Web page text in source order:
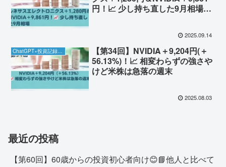
円！📈 少し持ち直した9月相場
2025.09.14
ChatGPT×投資記録チャレンジ
【第34回】NVIDIA＋9,204円(＋
56.13%)！📈 相変わらずの強さや
けど米株は急落の週末
2025.08.03
最近の投稿
【第60回】60歳からの投資初心者向け😊📘他人と比べて